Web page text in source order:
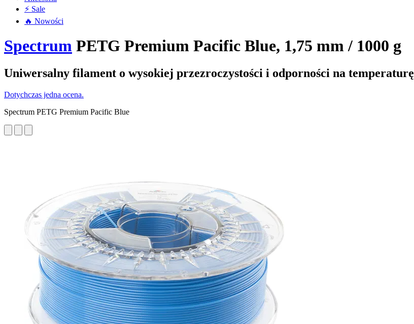
⚡ Sale
🔥 Nowości
Spectrum PETG Premium Pacific Blue, 1,75 mm / 1000 g
Uniwersalny filament o wysokiej przezroczystości i odporności na temperaturę
Dotychczas jedna ocena.
Spectrum PETG Premium Pacific Blue